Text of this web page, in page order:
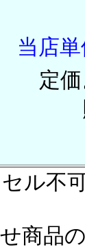
当店単
定
ル不
商品